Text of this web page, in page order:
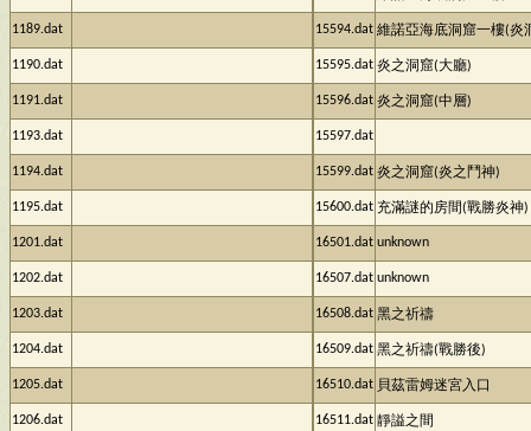
1189.dat
1190.dat
1191.dat
1193.dat
1194.dat
1195.dat
1201.dat
1202.dat
1203.dat
1204.dat
1205.dat
1206.dat
15594.dat 維諾亞海底洞窟一樓(炎
15595.dat 炎之洞窟(大廳)
15596.dat 炎之洞窟(中層)
15597.dat
15599.dat 炎之洞窟(炎之鬥神)
15600.dat 充滿謎的房間(戰勝炎神)
16501.dat unknown
16507.dat unknown
16508.dat 黑之祈禱
16509.dat 黑之祈禱(戰勝後)
16510.dat 貝茲雷姆迷宮入口
16511.dat 靜謚之間